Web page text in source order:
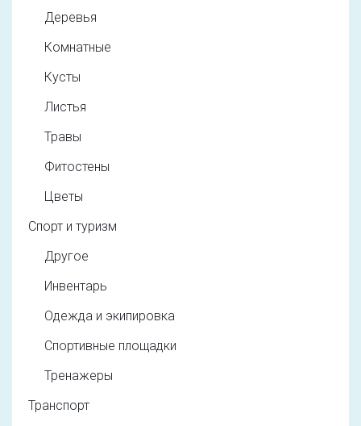
Деревья
Комнатные
Кусты
Листья
Травы
Фитостены
Цветы
Спорт и туризм
Другое
Инвентарь
Одежда и экипировка
Спортивные площадки
Тренажеры
Транспорт